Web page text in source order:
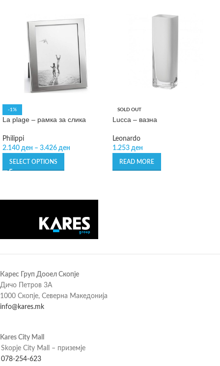
-1%
La plage – рамка за слика
Philippi
2.140 ден – 3.426 ден
SELECT OPTIONS
SOLD OUT
Lucca – вазна
Leonardo
1.253 ден
READ MORE
Карес Груп Дооел Скопје
Дичо Петров 3А
1000 Скопје, Северна Македонија
info@kares.mk
Kares City Mall
Skopje City Mall – приземје
078-254-623